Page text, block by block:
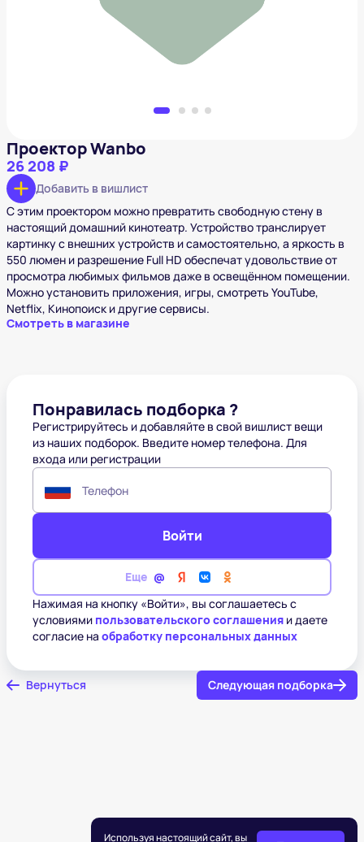
Проектор Wanbo
26 208 ₽
Добавить в вишлист
С этим проектором можно превратить свободную стену в
настоящий домашний кинотеатр. Устройство транслирует
картинку с внешних устройств и самостоятельно, а яркость в
550 люмен и разрешение Full HD обеспечат удовольствие от
просмотра любимых фильмов даже в освещённом помещении.
Можно установить приложения, игры, смотреть YouTube,
Netflix, Кинопоиск и другие сервисы.
Смотреть в магазине
Понравилась подборка ?
Регистрируйтесь и добавляйте в свой вишлист вещи
из наших подборок. Введите номер телефона. Для
входа или регистрации
Телефон
Войти
Еще
Нажимая на кнопку «Войти», вы соглашаетесь с
условиями пользовательского соглашения и даете
согласие на обработку персональных данных
Вернуться Следующая подборка
Используя настоящий сайт, вы